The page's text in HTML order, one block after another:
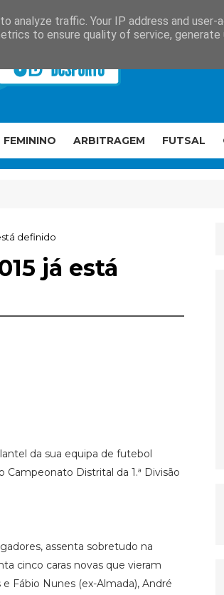
ARBITRAGEM FUTSAL
definido
já está
da sua equipa de futebol
Distrital da 1.ª Divisão
assenta sobretudo na
cinco caras novas que vieram
Fábio Nunes (ex-Almada), André
analyze traffic. Your IP address and user-
to ensure quality of service, generate